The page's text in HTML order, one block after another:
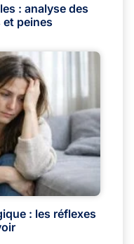
: analyse des
peines
: les réflexes